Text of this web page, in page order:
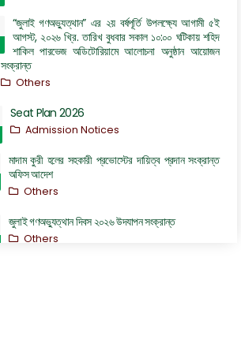
“জুলাই গণঅভ্যুত্থান” এর ২য় বর্ষপূর্তি উপলক্ষ্যে আগামী ৫ই
আগস্ট, ২০২৬ খ্রি. তারিখ বুধবার সকাল ১০:০০ ঘটিকায় শহিদ
শাকিল পারভেজ অডিটোরিয়ামে আলোচনা অনুষ্ঠান আয়োজন
সংক্রান্ত
Others
Seat Plan 2026
Admission Notices
মাদাম কুরী হলের সহকারী প্রভোস্টের দায়িত্ব প্রদান সংক্রান্ত
অফিস আদেশ
Others
জুলাই গণঅভ্যুত্থান দিবস ২০২৬ উদযাপন সংক্রান্ত
Others